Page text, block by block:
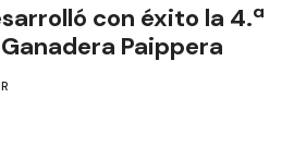
con éxito la 4.ª
Paippera